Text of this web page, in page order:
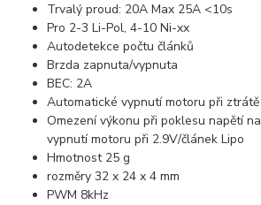
Trvalý proud: 20A Max 25A <10s
Pro 2-3 Li-Pol, 4-10 Ni-xx
Autodetekce počtu článků
Brzda zapnuta/vypnuta
BEC: 2A
Automatické vypnutí motoru při
Omezení výkonu při poklesu napětí
vypnutí motoru při 2.9V/článek Lipo
Hmotnost 25 g
rozměry 32 x 24 x 4 mm
PWM 8kHz